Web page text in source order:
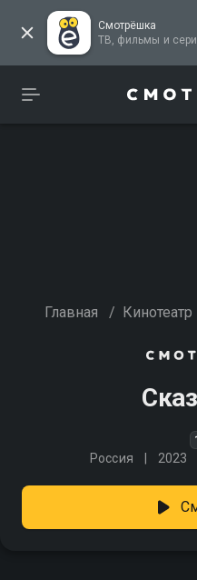
Смотрёшка
ТВ,
Главная / Кинотеатр
Россия 2023